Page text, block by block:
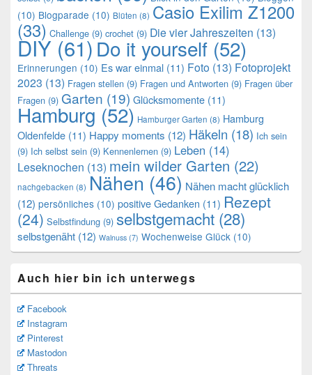
(10) Blogparade (10) Blüten (8) Casio Exilim Z1200
(33) Challenge (9) crochet (9) Die vier Jahreszeiten (13)
DIY (61)Do it yourself (52)
Erinnerungen (10) Es war einmal (11) Foto (13) Fotoprojekt
2023 (13) Fragen stellen (9) Fragen und Antworten (9) Fragen über
Fragen (9) Garten (19) Glücksmomente (11)
Hamburg (52) Hamburger Garten (8) Hamburg
Oldenfelde (11) Happy moments (12) Häkeln (18) Ich sein
(9) Ich selbst sein (9) Kennenlernen (9) Leben (14)
Leseknochen (13) mein wilder Garten (22)
nachgebacken (8) Nähen (46) Nähen macht glücklich
(12) persönliches (10) positive Gedanken (11) Rezept
(24) Selbstfindung (9) selbstgemacht (28)
selbstgenäht (12) Walnuss (7) Wochenweise Glück (10)
Auch hier bin ich unterwegs
Facebook
Instagram
Pinterest
Mastodon
Threats